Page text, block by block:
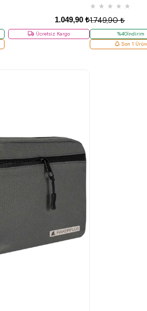
1.049,90 ₺
Ücretsiz Kargo
★ ★ ★ ★ ★
1.749,90 ₺
%40İndirim
Son 1 Ürün